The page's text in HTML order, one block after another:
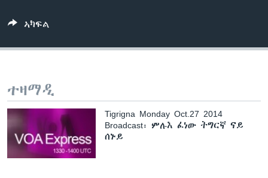
ቋንቋታት
ኣካፍል
ተዛማዲ
Tigrigna Monday Oct.27 2014
Broadcast፡ ምሉእ ፈነው ትግርኛ ናይ
ሰኑይ